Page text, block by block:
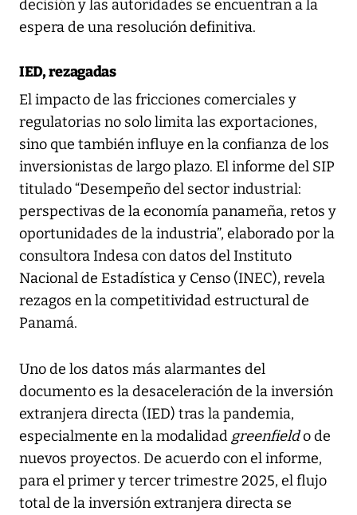
decisión y las autoridades se encuentran a la
espera de una resolución definitiva.
IED, rezagadas
El impacto de las fricciones comerciales y
regulatorias no solo limita las exportaciones,
sino que también influye en la confianza de los
inversionistas de largo plazo. El informe del SIP
titulado “Desempeño del sector industrial:
perspectivas de la economía panameña, retos y
oportunidades de la industria”, elaborado por la
consultora Indesa con datos del Instituto
Nacional de Estadística y Censo (INEC), revela
rezagos en la competitividad estructural de
Panamá.
Uno de los datos más alarmantes del
documento es la desaceleración de la inversión
extranjera directa (IED) tras la pandemia,
especialmente en la modalidad greenfieldo de
nuevos proyectos. De acuerdo con el informe,
para el primer y tercer trimestre 2025, el flujo
total de la inversión extranjera directa se